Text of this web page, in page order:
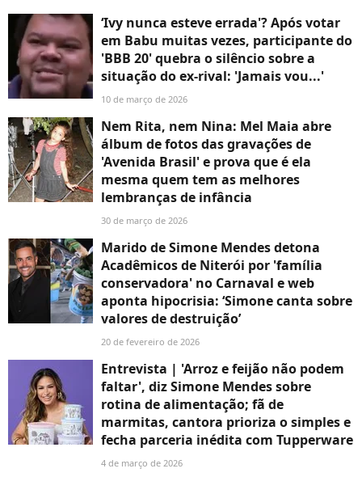
‘Ivy nunca esteve errada'? Após votar
em Babu muitas vezes, participante do
'BBB 20' quebra o silêncio sobre a
situação do ex-rival: 'Jamais vou...'
10 de março de 2026
Nem Rita, nem Nina: Mel Maia abre
álbum de fotos das gravações de
'Avenida Brasil' e prova que é ela
mesma quem tem as melhores
lembranças de infância
30 de março de 2026
Marido de Simone Mendes detona
Acadêmicos de Niterói por 'família
conservadora' no Carnaval e web
aponta hipocrisia: ‘Simone canta sobre
valores de destruição’
20 de fevereiro de 2026
Entrevista | 'Arroz e feijão não podem
faltar', diz Simone Mendes sobre
rotina de alimentação; fã de
marmitas, cantora prioriza o simples e
fecha parceria inédita com Tupperware
4 de março de 2026